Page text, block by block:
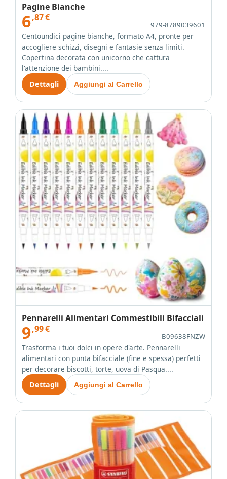
Pagine Bianche
6,87€
979-8789039601
Centoundici pagine bianche, formato A4, pronte per
accogliere schizzi, disegni e fantasie senza limiti.
Copertina decorata con unicorno che cattura
l'attenzione dei bambini....
Dettagli
Aggiungi al Carrello
Pennarelli Alimentari Commestibili Bifacciali
9,99€
B09638FNZW
Trasforma i tuoi dolci in opere d'arte. Pennarelli
alimentari con punta bifacciale (fine e spessa) perfetti
per decorare biscotti, torte, uova di Pasqua....
Dettagli
Aggiungi al Carrello